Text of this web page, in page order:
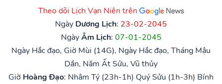
Theo dõi Lịch Vạn Niên trên
Ngày Dương Lịch: 23-02-2045
NgàyÂm Lịch: 07-01-2045
Ngày Hắc đạo, Giờ Mùi (14G), Ngày Hắc đạo, Tháng Mậu
Dần, Năm Ất Sửu, Vũ thủy
Giờ Hoàng Đạo: Nhâm Tý (23h-1h) Quý Sửu (1h-3h) Bính